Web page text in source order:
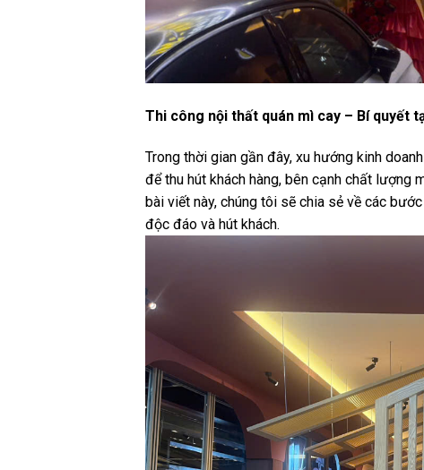
Thi công nội thất quán mì cay – Bí quyết
Trong thời gian gần đây, xu hướng kinh
để thu hút khách hàng, bên cạnh chất lượng
bài viết này, chúng tôi sẽ chia sẻ về các
độc đáo và hút khách.